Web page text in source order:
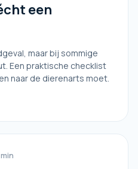
een
maar bij sommige
Een praktische checklist
naar de dierenarts moet.